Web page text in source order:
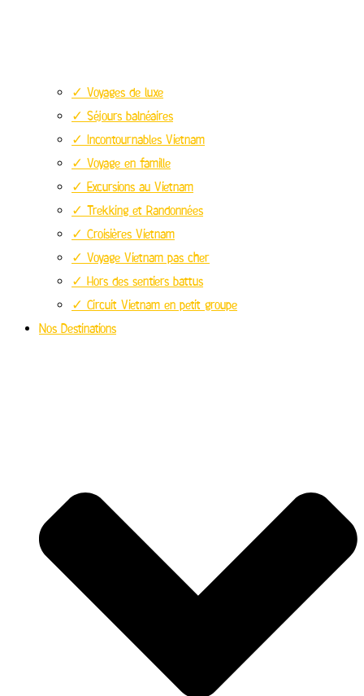
✓ Voyages de luxe
✓ Séjours balnéaires
✓ Incontournables Vietnam
✓ Voyage en famille
✓ Excursions au Vietnam
✓ Trekking et Randonnées
✓ Croisières Vietnam
✓ Voyage Vietnam pas cher
✓ Hors des sentiers battus
✓ Circuit Vietnam en petit groupe
Nos Destinations